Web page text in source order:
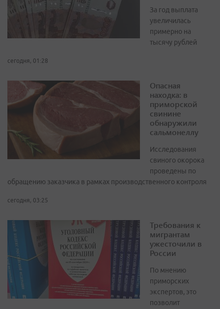
За год выплата
увеличилась
примерно на
тысячу рублей
сегодня, 01:28
Опасная
находка: в
приморской
свинине
обнаружили
сальмонеллу
Исследования
свиного окорока
проведены по
обращению заказчика в рамках производственного контроля
сегодня, 03:25
Требования к
мигрантам
ужесточили в
России
По мнению
приморских
экспертов, это
позволит